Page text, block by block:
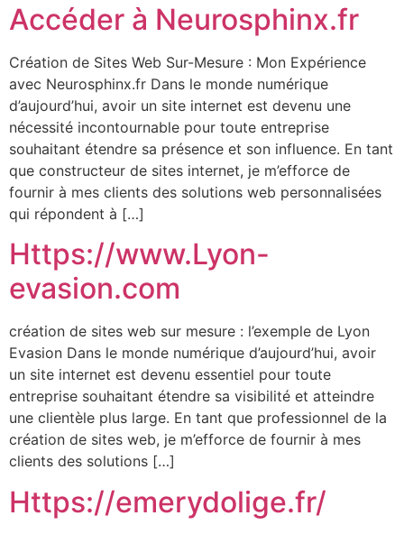
Accéder à Neurosphinx.fr
Création de Sites Web Sur-Mesure : Mon Expérience
avec Neurosphinx.fr Dans le monde numérique
d’aujourd’hui, avoir un site internet est devenu une
nécessité incontournable pour toute entreprise
souhaitant étendre sa présence et son influence. En tant
que constructeur de sites internet, je m’efforce de
fournir à mes clients des solutions web personnalisées
qui répondent à […]
Https://www.Lyon-
evasion.com
création de sites web sur mesure : l’exemple de Lyon
Evasion Dans le monde numérique d’aujourd’hui, avoir
un site internet est devenu essentiel pour toute
entreprise souhaitant étendre sa visibilité et atteindre
une clientèle plus large. En tant que professionnel de la
création de sites web, je m’efforce de fournir à mes
clients des solutions […]
Https://emerydolige.fr/